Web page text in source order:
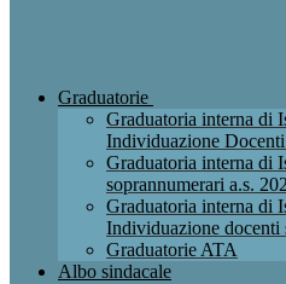
Graduatorie
Graduatoria interna di
Individuazione
Graduatoria interna di
soprannumerari a.s.
Graduatoria interna di
Individuazione docenti
Graduatorie ATA
Albo sindacale